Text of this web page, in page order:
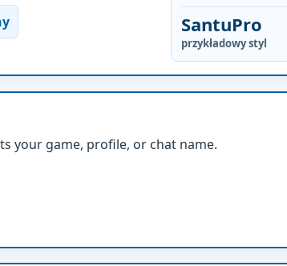
SantuPro
przykładowy styl
your game, profile, or chat name.